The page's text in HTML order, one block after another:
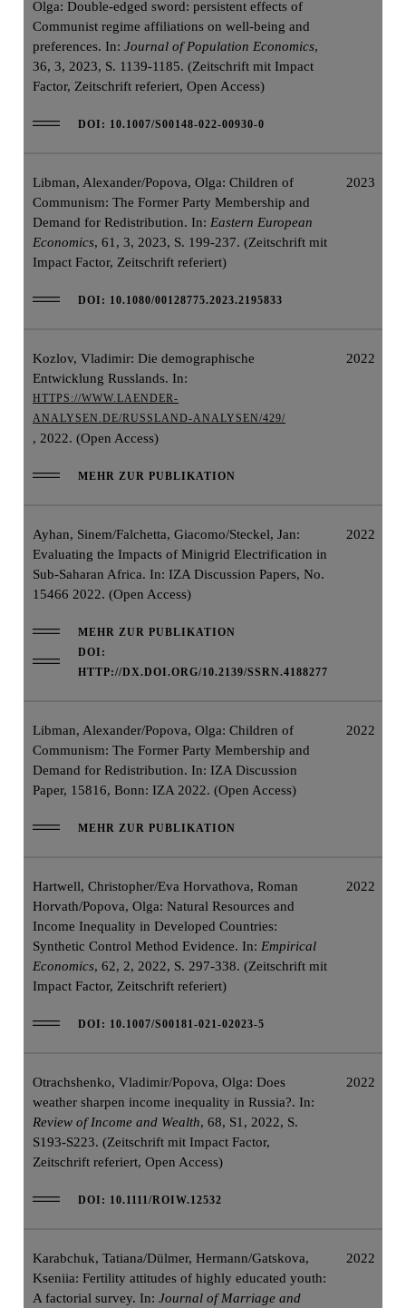
Olga: Double-edged sword: persistent effects of
Communist regime affiliations on well-being and
preferences. In: Journal of Population Economics,
36, 3, 2023, S. 1139-1185. (Zeitschrift mit Impact
Factor, Zeitschrift referiert, Open Access)
DOI: 10.1007/S00148-022-00930-0
Libman, Alexander/Popova, Olga: Children of
Communism: The Former Party Membership and
Demand for Redistribution. In: Eastern European
Economics, 61, 3, 2023, S. 199-237. (Zeitschrift mit
Impact Factor, Zeitschrift referiert)
DOI: 10.1080/00128775.2023.2195833
2023
Kozlov, Vladimir: Die demographische
Entwicklung Russlands. In:
HTTPS://WWW.LAENDER-
ANALYSEN.DE/RUSSLAND-ANALYSEN/429/
, 2022. (Open Access)
MEHR ZUR PUBLIKATION
2022
Ayhan, Sinem/Falchetta, Giacomo/Steckel, Jan:
Evaluating the Impacts of Minigrid Electrification in
Sub-Saharan Africa. In: IZA Discussion Papers, No.
15466 2022. (Open Access)
MEHR ZUR PUBLIKATION
DOI:
HTTP://DX.DOI.ORG/10.2139/SSRN.4188277
2022
Libman, Alexander/Popova, Olga: Children of
Communism: The Former Party Membership and
Demand for Redistribution. In: IZA Discussion
Paper, 15816, Bonn: IZA 2022. (Open Access)
MEHR ZUR PUBLIKATION
2022
Hartwell, Christopher/Eva Horvathova, Roman
Horvath/Popova, Olga: Natural Resources and
Income Inequality in Developed Countries:
Synthetic Control Method Evidence. In: Empirical
Economics, 62, 2, 2022, S. 297-338. (Zeitschrift mit
Impact Factor, Zeitschrift referiert)
DOI: 10.1007/S00181-021-02023-5
2022
Otrachshenko, Vladimir/Popova, Olga: Does
weather sharpen income inequality in Russia?. In:
Review of Income and Wealth, 68, S1, 2022, S.
S193-S223. (Zeitschrift mit Impact Factor,
Zeitschrift referiert, Open Access)
DOI: 10.1111/ROIW.12532
2022
Karabchuk, Tatiana/Dülmer, Hermann/Gatskova,
Kseniia: Fertility attitudes of highly educated youth:
A factorial survey. In: Journal of Marriage and
2022